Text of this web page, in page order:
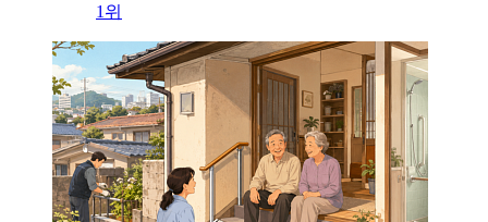
1위